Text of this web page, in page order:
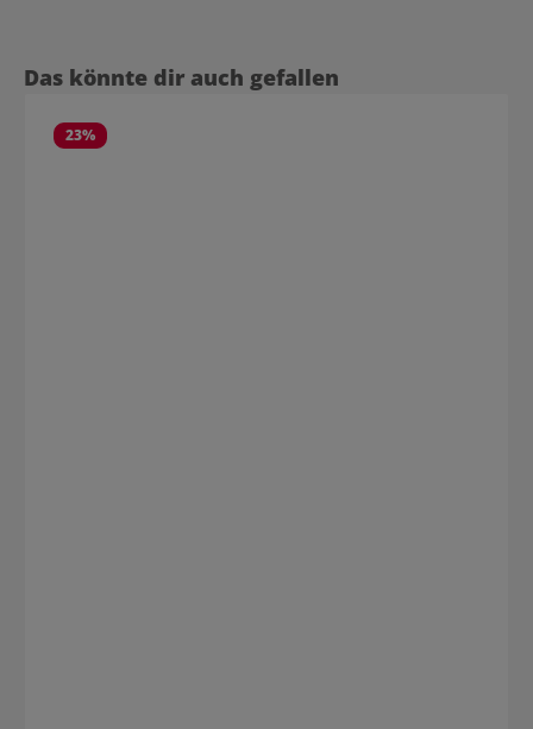
Produktgalerie überspringen
Das könnte dir auch gefallen
23%